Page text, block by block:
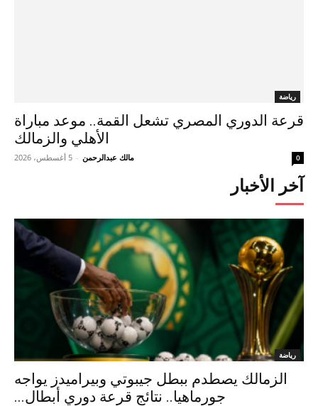
رياضة
قرعة الدوري المصري تشعل القمة.. موعد مباراة
الأهلي والزمالك
مالك عبدالرحمن - 5 أغسطس، 2026 0
آخر الأخبار
رياضة
الزمالك يصطدم ببطل جيبوتي وبيراميدز يواجه
جورماهيا.. نتائج قرعة دوري أبطال...